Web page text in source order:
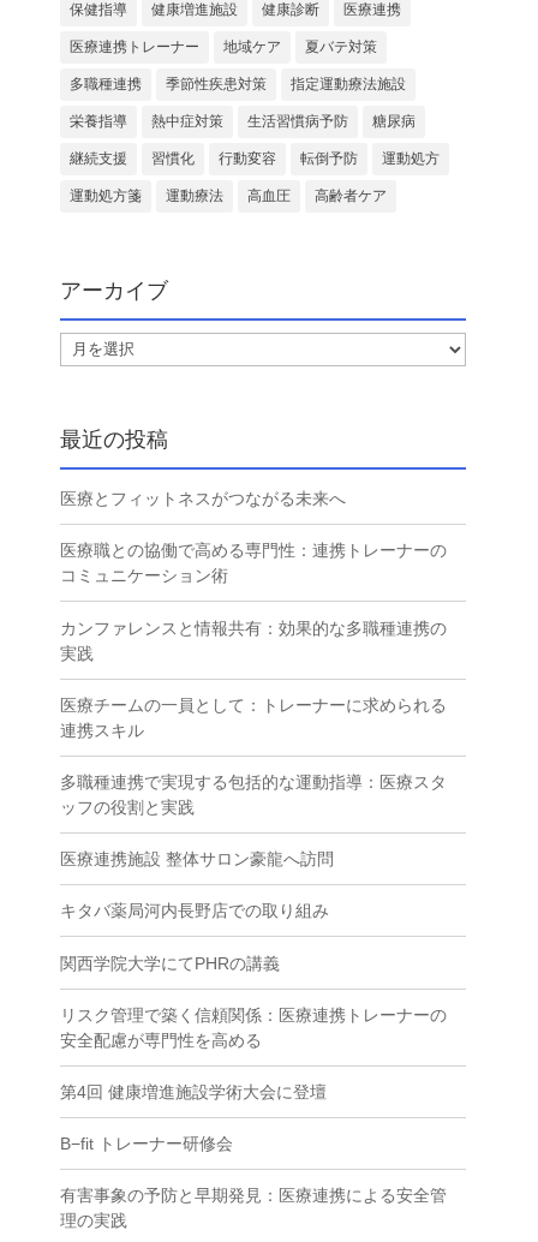
保健指導 健康増進施設 健康診断 医療連携
医療連携トレーナー 地域ケア 夏バテ対策
多職種連携 季節性疾患対策 指定運動療法施設
栄養指導 熱中症対策 生活習慣病予防 糖尿病
継続支援 習慣化 行動変容 転倒予防 運動処方
運動処方箋 運動療法 高血圧 高齢者ケア
アーカイブ
ー
イ
ブ
最近の投稿
医療とフィットネスがつながる未来へ
医療職との協働で高める専門性：連携トレーナーの
コミュニケーション術
カンファレンスと情報共有：効果的な多職種連携の
実践
医療チームの一員として：トレーナーに求められる
連携スキル
多職種連携で実現する包括的な運動指導：医療スタ
ッフの役割と実践
医療連携施設 整体サロン豪龍へ訪問
キタバ薬局河内長野店での取り組み
関西学院大学にてPHRの講義
リスク管理で築く信頼関係：医療連携トレーナーの
安全配慮が専門性を高める
第4回 健康増進施設学術大会に登壇
B−fit トレーナー研修会
有害事象の予防と早期発見：医療連携による安全管
理の実践